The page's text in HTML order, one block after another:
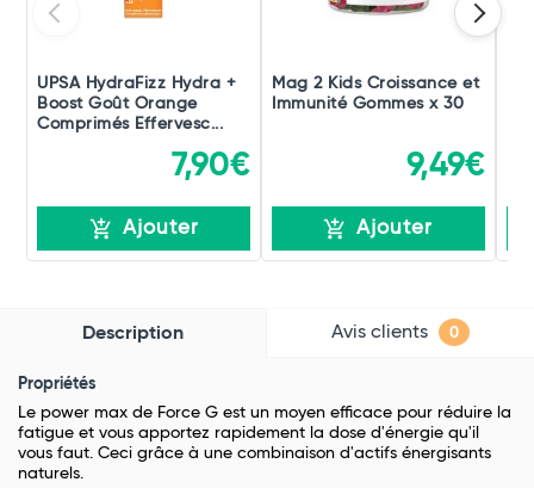
UPSA HydraFizz Hydra +
Boost Goût Orange
Comprimés Effervesc...
7,90€
Ajouter
Mag 2 Kids Croissance et
Immunité Gommes x 30
9,49€
Ajouter
Description Avis clients 0
Propriétés
Le power max de Force G est un moyen efficace pour réduire la
fatigue et vous apportez rapidement la dose d'énergie qu'il
vous faut. Ceci grâce à une combinaison d'actifs énergisants
naturels.